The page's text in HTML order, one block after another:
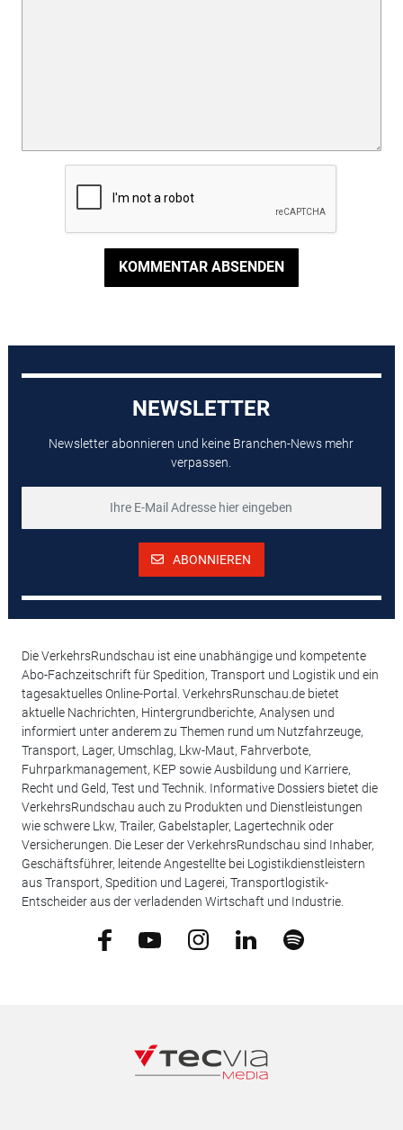
KOMMENTAR ABSENDEN
NEWSLETTER
Newsletter abonnieren und keine Branchen-News mehr
verpassen.
ABONNIEREN
Die VerkehrsRundschau ist eine unabhängige und kompetente
Abo-Fachzeitschrift für Spedition, Transport und Logistik und ein
tagesaktuelles Online-Portal. VerkehrsRunschau.de bietet
aktuelle Nachrichten, Hintergrundberichte, Analysen und
informiert unter anderem zu Themen rund um Nutzfahrzeuge,
Transport, Lager, Umschlag, Lkw-Maut, Fahrverbote,
Fuhrparkmanagement, KEP sowie Ausbildung und Karriere,
Recht und Geld, Test und Technik. Informative Dossiers bietet die
VerkehrsRundschau auch zu Produkten und Dienstleistungen
wie schwere Lkw, Trailer, Gabelstapler, Lagertechnik oder
Versicherungen. Die Leser der VerkehrsRundschau sind Inhaber,
Geschäftsführer, leitende Angestellte bei Logistikdienstleistern
aus Transport, Spedition und Lagerei, Transportlogistik-
Entscheider aus der verladenden Wirtschaft und Industrie.